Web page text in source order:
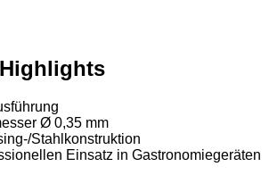
Ø 0,35 mm
Stahlkonstruktion
Einsatz in Gastronomiegeräten